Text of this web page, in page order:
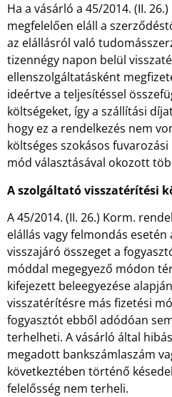
Ha a vásárló a 45/2014. (II.
megfelelően eláll a
az elállásról való
tizennégy napon belül
ellenszolgáltatásként
ideértve a teljesítéssel
költségeket, így a szállítási
hogy ez a rendelkezés nem
költséges szokásos
mód választásával okozott
A szolgáltató visszatérítési
A 45/2014. (II. 26.) Korm.
elállás vagy felmondás
visszajáró összeget a
móddal megegyező módon
kifejezett beleegyezése
visszatérítésre más fizetési
fogyasztót ebből adódóan
terhelheti. A vásárló által
megadott bankszámlaszám
következtében történő
felelősség nem terheli.